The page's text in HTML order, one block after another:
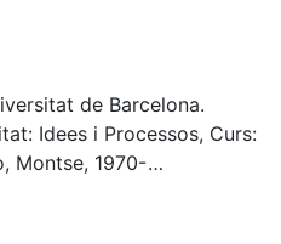
monopolista que lluny de
constitueixen el canon
el consumisme, la
constants del
portadors de missatges
se'ns han venut que ho
de Barcelona.
Idees i Processos, Curs:
Montse, 1970-
pels autors als tallers